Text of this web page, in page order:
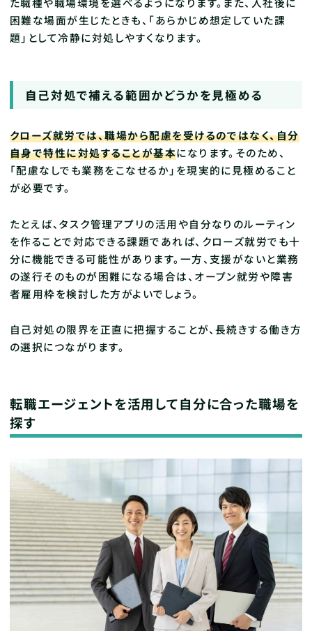
困難な場面が生じたときも、「あらかじめ想定していた課
題」として冷静に対処しやすくなります。
自己対処で補える範囲かどうかを見極める
クローズ就労では、職場から配慮を受けるのではなく、自分
自身で特性に対処することが基本になります。そのため、
「配慮なしでも業務をこなせるか」を現実的に見極めること
が必要です。
たとえば、タスク管理アプリの活用や自分なりのルーティン
を作ることで対応できる課題であれば、クローズ就労でも十
分に機能できる可能性があります。一方、支援がないと業務
の遂行そのものが困難になる場合は、オープン就労や障害
者雇用枠を検討した方がよいでしょう。
自己対処の限界を正直に把握することが、長続きする働き方
の選択につながります。
転職エージェントを活用して自分に合った職場を
探す